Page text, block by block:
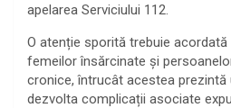
apelarea Serviciului 112.
O atenție sporită trebuie acordată
femeilor însărcinate și
cronice, întrucât acestea prezintă
dezvolta complicații asociate